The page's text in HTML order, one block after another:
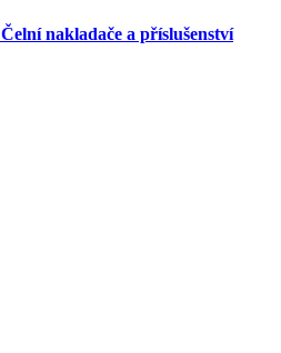
Čelní nakladače a příslušenství